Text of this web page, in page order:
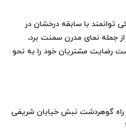
توانمند با سابقه درخشان در
از جمله نمای مدرن سمنت برد،
رضایت مشتریان خود را به نحو
گوهردشت نبش خیابان شریفی